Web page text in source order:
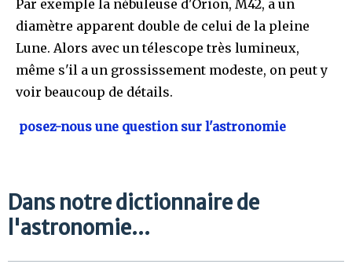
Par exemple la nébuleuse d'Orion, M42, a un
diamètre apparent double de celui de la pleine
Lune. Alors avec un télescope très lumineux,
même s'il a un grossissement modeste, on peut y
voir beaucoup de détails.
posez-nous une question sur l'astronomie
Dans notre dictionnaire de
l'astronomie...